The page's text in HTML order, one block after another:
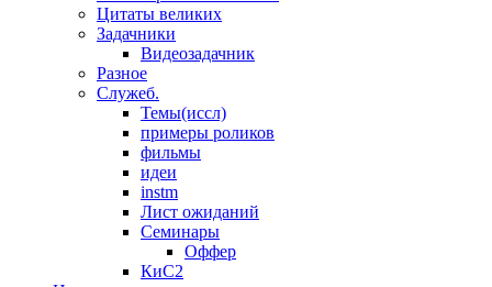
Цитаты великих
Задачники
Видеозадачник
Разное
Служеб.
Темы(иссл)
примеры роликов
фильмы
идеи
instm
Лист ожиданий
Семинары
Оффер
КиС2